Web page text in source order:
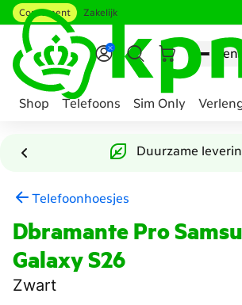
Ga naar hoofdinhoud
Consument Zakelijk
Menu
Shop Telefoons Sim Only
naar
Duurzame
Telefoonhoesjes
Dbramante Pro
Galaxy S26
Zwart